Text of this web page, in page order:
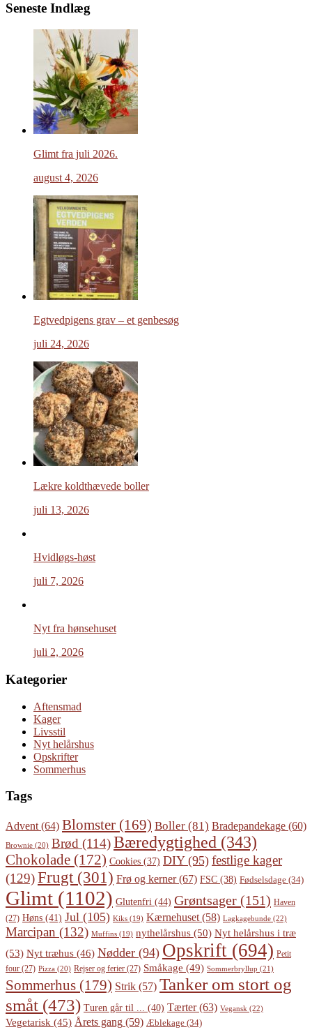
Seneste Indlæg
Glimt fra juli 2026.
august 4, 2026
Egtvedpigens grav – et genbesøg
juli 24, 2026
Lækre koldthævede boller
juli 13, 2026
Hvidløgs-høst
juli 7, 2026
Nyt fra hønsehuset
juli 2, 2026
Kategorier
Aftensmad
Kager
Livsstil
Nyt helårshus
Opskrifter
Sommerhus
Tags
Advent (64) Blomster (169) Boller (81) Bradepandekage (60)
Brownie (20) Brød (114)Bæredygtighed (343)
Chokolade (172) Cookies (37) DIY(95) festlige kager
(129)Frugt (301) Frø og kerner(67) FSC (38) Fødselsdage (34)
Glimt (1102) Glutenfri (44) Grøntsager (151) Haven
(27) Høns (41) Jul (105) Kiks (19) Kærnehuset (58) Lagkagebunde (22)
Marcipan (132) Muffins (19) nythelårshus (50) Nyt helårshus i træ
(53) Nyt træhus (46) Nødder (94) Opskrift (694) Petit
four (27) Pizza (20) Rejser og ferier (27) Småkage (49) Sommerbryllup (21)
Sommerhus (179) Strik (57) Tanker om stort og
småt (473) Turen går til ... (40) Tærter(63) Vegansk (22)
Vegetarisk (45) Årets gang (59) Æblekage (34)